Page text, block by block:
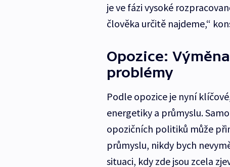
je ve fázi vysoké
člověka určitě najdeme,“
Opozice:
problémy
Podle opozice je nyní
energetiky a průmyslu.
opozičních politiků může
průmyslu, nikdy bych
situaci, kdy zde jsou zcela